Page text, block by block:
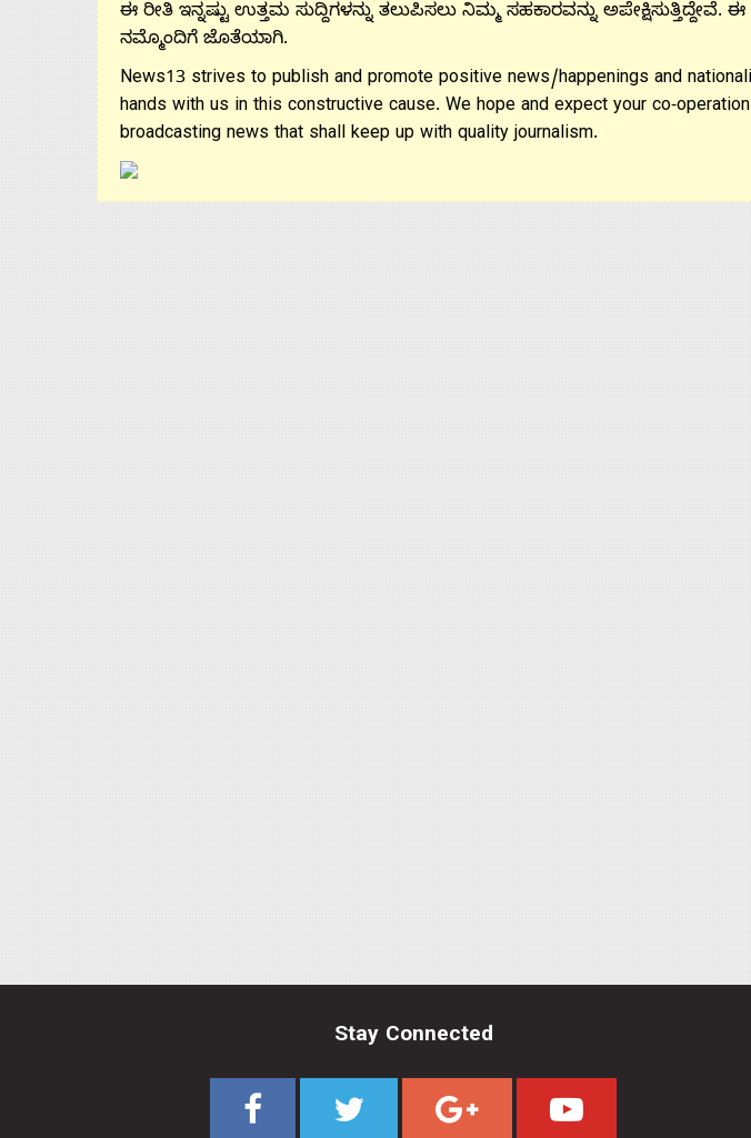
ಈ ರೀತಿ ಇನ್ನಷ್ಟು ಉತ್ತಮ ಸುದ್ದಿಗಳನ್ನು ತಲುಪಿಸಲು ನಿಮ್ಮ ಸಹಕಾರವನ್ನು ಅಪೇಕ್ಷಿಸುತ್ತಿದ್ದೇವೆ.
ನಮ್ಮೊಂದಿಗೆ ಜೊತೆಯಾಗಿ.
News13 strives to publish and promote positive news/happenings and
hands with us in this constructive cause. We hope and expect your co-
broadcasting news that shall keep up with quality journalism.
Stay Connected